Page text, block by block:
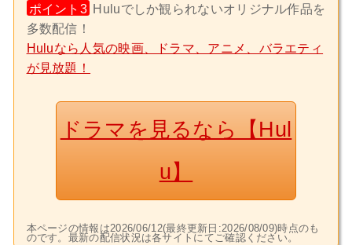
ポイント3 Huluでしか観られないオリジナル作品を
多数配信！
Huluなら人気の映画、ドラマ、アニメ、バラエティ
が見放題！
ドラマを見るなら【Hul
u】
本ページの情報は2026/06/12(最終更新日:2026/08/09)時点のも
のです。最新の配信状況は各サイトにてご確認ください。